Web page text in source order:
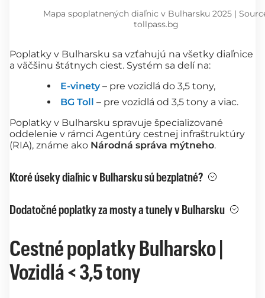
Mapa spoplatnených diaľnic v Bulharsku 2025 |
tollpass.bg
Poplatky v Bulharsku sa vzťahujú na všetky diaľnice
a väčšinu štátnych ciest. Systém sa delí na:
E-vinety– pre vozidlá do 3,5 tony,
BG Toll – pre vozidlá od 3,5 tony a viac.
Poplatky v Bulharsku spravuje špecializované
oddelenie v rámci Agentúry cestnej infraštruktúry
(RIA), známe ako Národná správa mýtneho.
Ktoré úseky diaľnic v Bulharsku sú bezplatné?
Dodatočné poplatky za mosty a tunely v Bulharsku
Cestné poplatky Bulharsko |
Vozidlá < 3,5 tony